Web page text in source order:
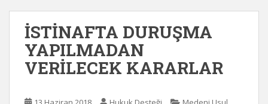
İSTİNAFTA DURUŞMA
YAPILMADAN
VERİLECEK KARARLAR